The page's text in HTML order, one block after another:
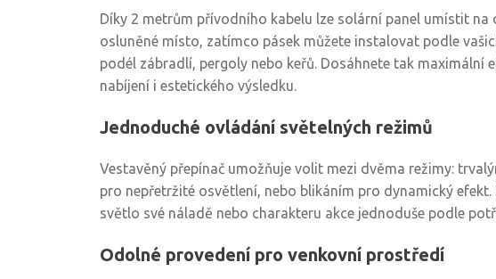
Díky 2 metrům přívodního kabelu lze solární panel umístit na
osluněné místo, zatímco pásek můžete instalovat podle
podél zábradlí, pergoly nebo keřů. Dosáhnete tak maximální
nabíjení i estetického výsledku.
Jednoduché ovládání světelných režimů
Vestavěný přepínač umožňuje volit mezi dvěma režimy:
pro nepřetržité osvětlení, nebo blikáním pro dynamický efekt.
světlo své náladě nebo charakteru akce jednoduše podle
Odolné provedení pro venkovní prostředí